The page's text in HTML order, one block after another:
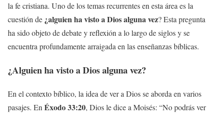
la fe cristiana. Uno de los temas recurrentes en esta área es la
cuestión de ¿alguien ha visto a Dios alguna vez? Esta pregunta
ha sido objeto de debate y reflexión a lo largo de siglos y se
encuentra profundamente arraigada en las enseñanzas bíblicas.
¿Alguien ha visto a Dios alguna vez?
En el contexto bíblico, la idea de ver a Dios se aborda en varios
pasajes. En Éxodo 33:20, Dios le dice a Moisés: “No podrás ver